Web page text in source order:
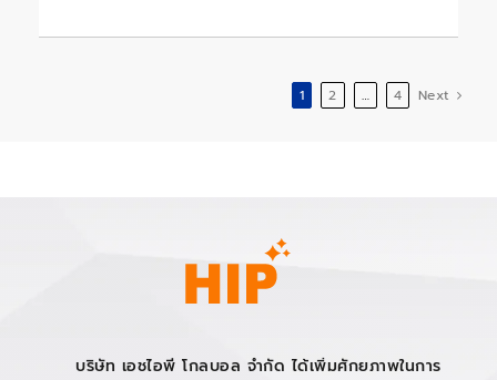
1 2 … 4 Next
บริษัท เอชไอพี โกลบอล จำกัด ได้เพิ่มศักยภาพในการ